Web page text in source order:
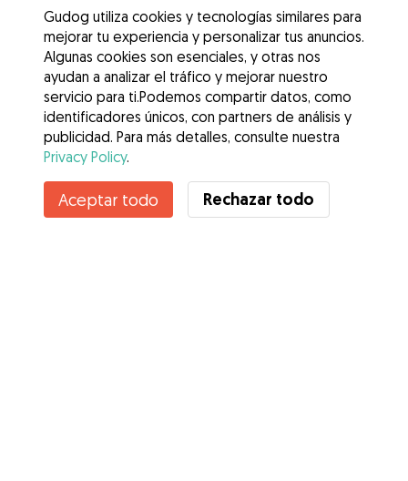
Gudog utiliza cookies y tecnologías similares para
mejorar tu experiencia y personalizar tus anuncios.
Algunas cookies son esenciales, y otras nos
ayudan a analizar el tráfico y mejorar nuestro
servicio para ti.Podemos compartir datos, como
identificadores únicos, con partners de análisis y
publicidad. Para más detalles, consulte nuestra
Privacy Policy.
Aceptar todo Rechazar todo